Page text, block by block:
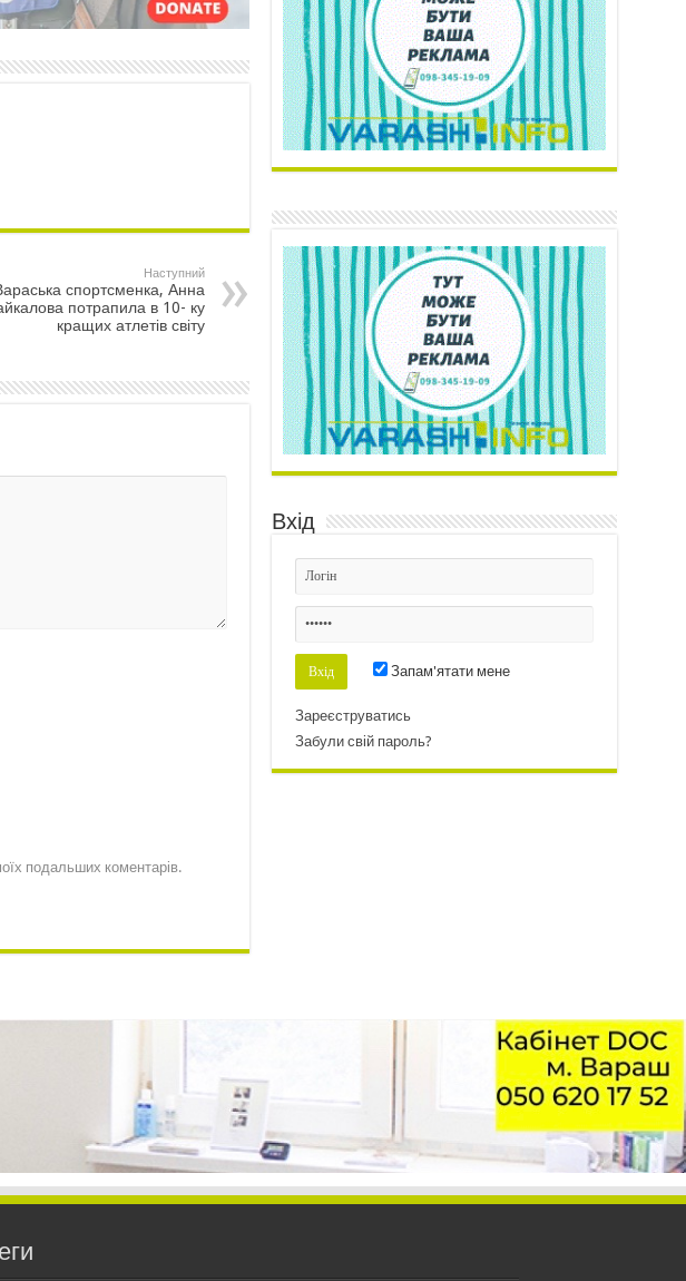
Наступний
спортсменка, Анна
потрапила в 10- ку
кращих атлетів світу
подальших коментарів.
Вхід
Запам'ятати мене
Зареєструватись
Забули свій пароль?